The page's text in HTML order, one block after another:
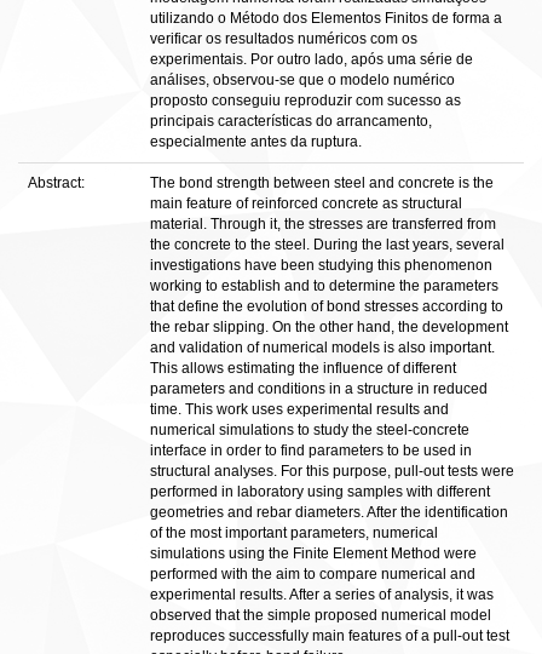
utilizando o Método dos Elementos Finitos de forma a
verificar os resultados numéricos com os
experimentais. Por outro lado, após uma série de
análises, observou-se que o modelo numérico
proposto conseguiu reproduzir com sucesso as
principais características do arrancamento,
especialmente antes da ruptura.
Abstract:
The bond strength between steel and concrete is the
main feature of reinforced concrete as structural
material. Through it, the stresses are transferred from
the concrete to the steel. During the last years, several
investigations have been studying this phenomenon
working to establish and to determine the parameters
that define the evolution of bond stresses according to
the rebar slipping. On the other hand, the development
and validation of numerical models is also important.
This allows estimating the influence of different
parameters and conditions in a structure in reduced
time. This work uses experimental results and
numerical simulations to study the steel-concrete
interface in order to find parameters to be used in
structural analyses. For this purpose, pull-out tests were
performed in laboratory using samples with different
geometries and rebar diameters. After the identification
of the most important parameters, numerical
simulations using the Finite Element Method were
performed with the aim to compare numerical and
experimental results. After a series of analysis, it was
observed that the simple proposed numerical model
reproduces successfully main features of a pull-out test